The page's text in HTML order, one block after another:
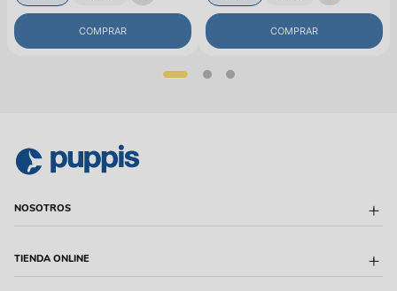
COMPRAR COMPRAR
NOSOTROS
TIENDA ONLINE